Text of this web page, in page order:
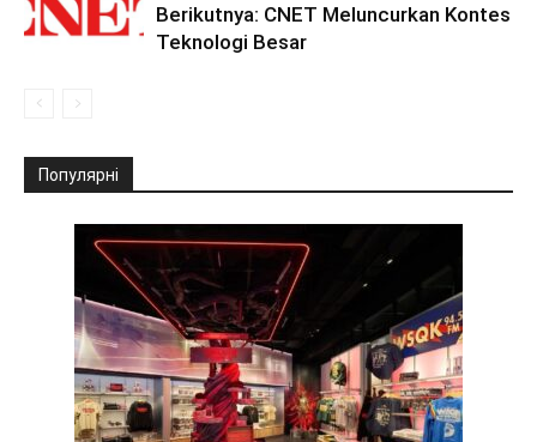
Berikutnya: CNET Meluncurkan Kontes
Teknologi Besar
Популярні